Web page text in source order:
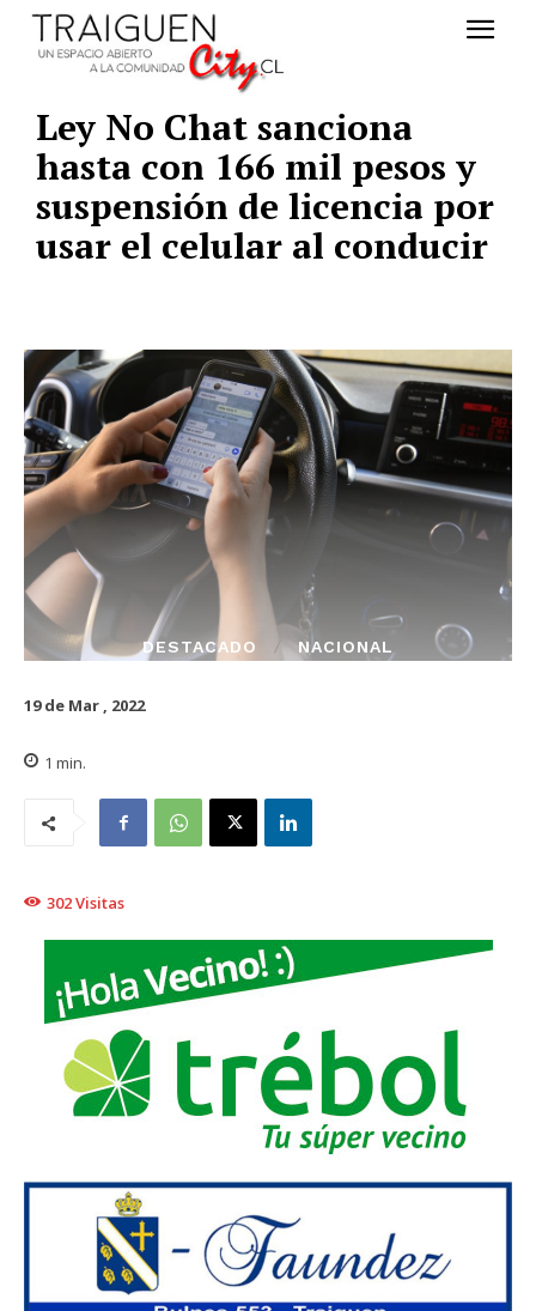
Ley No Chat sanciona
hasta con 166 mil pesos y
suspensión de licencia por
usar el celular al conducir
DESTACADO NACIONAL
19 de Mar , 2022
1 min.
302Visitas